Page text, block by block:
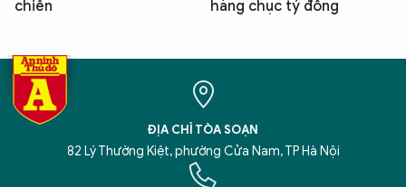
chiến
hàng chục tỷ đồng
ĐỊA CHỈ TÒA SOẠN
82 Lý Thường Kiệt, phường Cửa Nam, TP Hà Nội